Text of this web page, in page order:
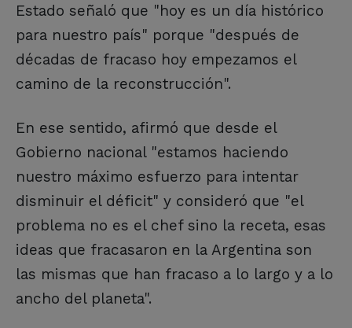
Estado señaló que "hoy es un día histórico
para nuestro país" porque "después de
décadas de fracaso hoy empezamos el
camino de la reconstrucción".
En ese sentido, afirmó que desde el
Gobierno nacional "estamos haciendo
nuestro máximo esfuerzo para intentar
disminuir el déficit" y consideró que "el
problema no es el chef sino la receta, esas
ideas que fracasaron en la Argentina son
las mismas que han fracaso a lo largo y a lo
ancho del planeta".